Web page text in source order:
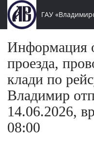
ГАУ
Информация
проезда,
клади по
Владимир
14.06.2026,
08:00